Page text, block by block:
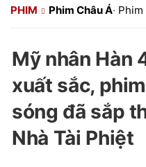
PHIM Phim Châu Á·
Mỹ nhân Hàn
xuất sắc,
sóng đã sắp
Nhà Tài Phiệt